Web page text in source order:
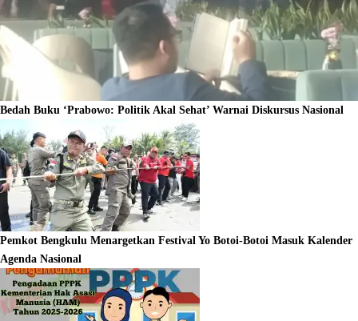
Bedah Buku ‘Prabowo: Politik Akal Sehat’ Warnai Diskursus Nasional
Pemkot Bengkulu Menargetkan Festival Yo Botoi-Botoi Masuk Kalender
Agenda Nasional